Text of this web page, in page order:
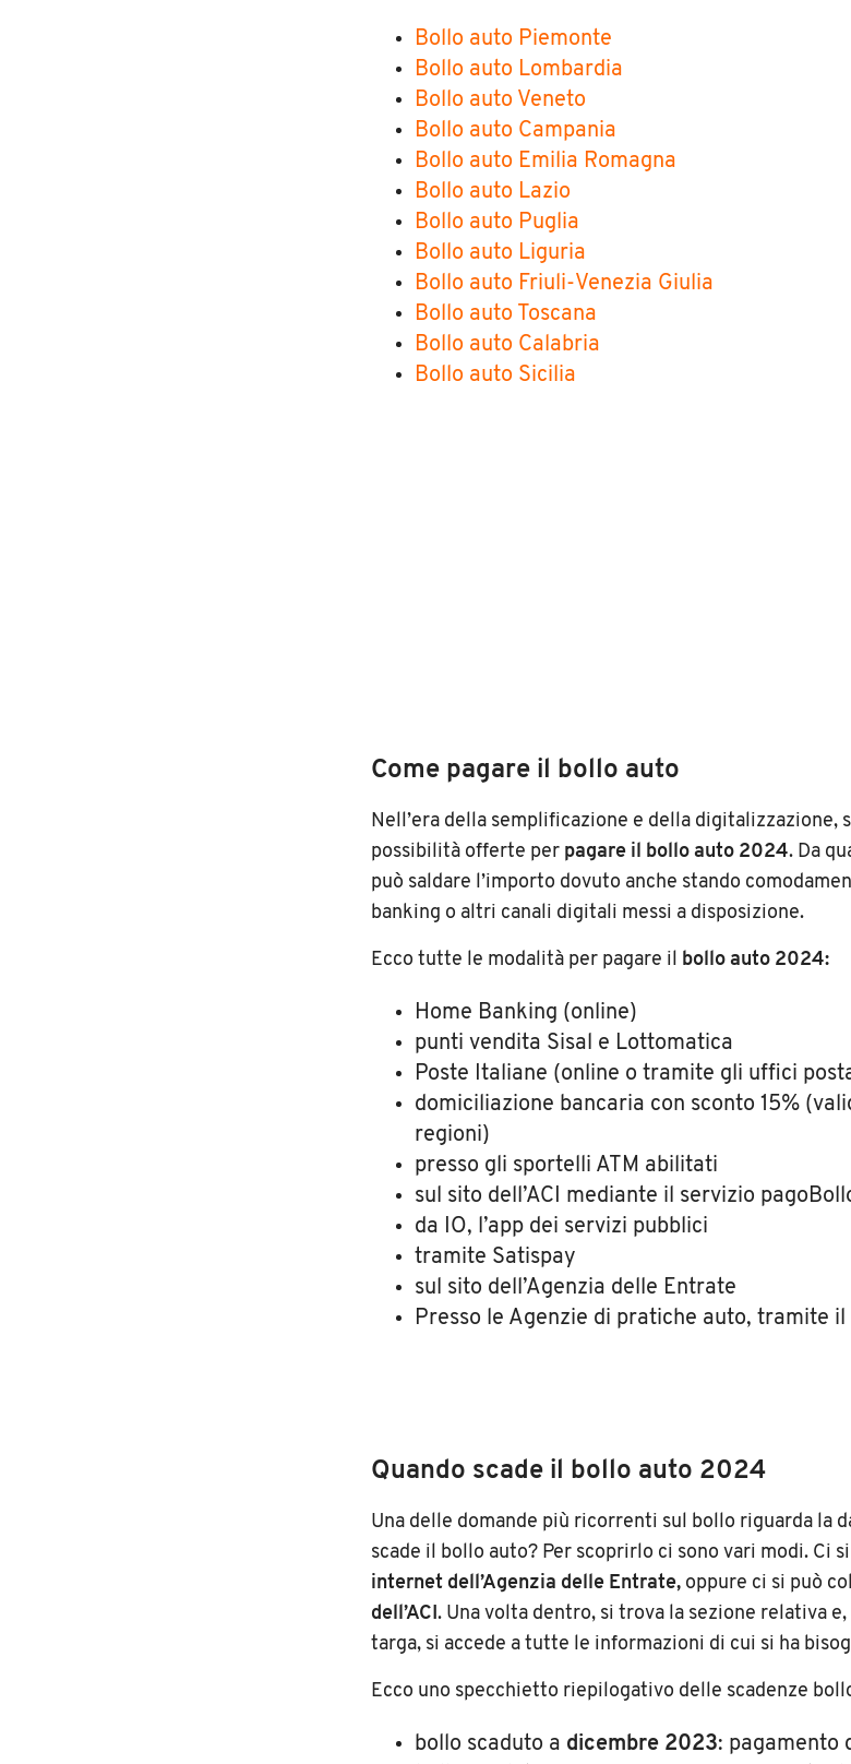
Bollo auto Piemonte
Bollo auto Lombardia
Bollo auto Veneto
Bollo auto Campania
Bollo auto Emilia Romagna
Bollo auto Lazio
Bollo auto Puglia
Bollo auto Liguria
Bollo auto Friuli-Venezia Giulia
Bollo auto Toscana
Bollo auto Calabria
Bollo auto Sicilia
Come pagare il bollo auto
Nell’era della semplificazione e della digitalizzazione,
possibilità offerte per pagare il bollo auto 2024. Da
può saldare l’importo dovuto anche stando
banking o altri canali digitali messi a disposizione.
Ecco tutte le modalità per pagare il bollo auto 2024:
Home Banking (online)
punti vendita Sisal e Lottomatica
Poste Italiane (online o tramite gli uffici
domiciliazione bancaria con sconto 15%
regioni)
presso gli sportelli ATM abilitati
sul sito dell’ACI mediante il servizio
da IO, l’app dei servizi pubblici
tramite Satispay
sul sito dell’Agenzia delle Entrate
Presso le Agenzie di pratiche auto, tramite il
Quando scade il bollo auto 2024
Una delle domande più ricorrenti sul bollo riguarda la
scade il bollo auto? Per scoprirlo ci sono vari modi. Ci
internet dell’Agenzia delle Entrate, oppure ci si può
dell’ACI. Una volta dentro, si trova la sezione relativa
targa, si accede a tutte le informazioni di cui si ha
Ecco uno specchietto riepilogativo delle scadenze
bollo scaduto a dicembre 2023: pagamento